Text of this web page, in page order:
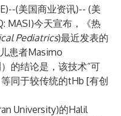
)--(美国商业资讯)-- (美
MASI)今天宣布，《热
Pediatrics)最近发表的
患者Masimo
的结论是，该技术“可
同于较传统的tHb [有创
University)的Halil